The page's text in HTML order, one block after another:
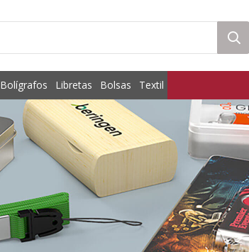
Bolígrafos Libretas Bolsas Textil